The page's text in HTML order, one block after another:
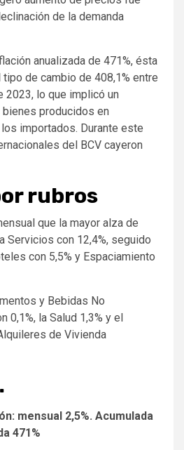
de la demanda
anualizada de 471%, ésta
de cambio de 408,1% entre
2023, lo que implicó un
producidos en
importados. Durante este
del BCV cayeron
rubros
que la mayor alza de
Servicios con 12,4%, seguido
con 5,5% y Espaciamiento
y Bebidas No
0,1%, la Salud 1,3% y el
de Vivienda
mensual 2,5%. Acumulada
471%